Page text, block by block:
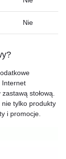
Nie
Internet
stołową.
tylko produkty
i promocje.